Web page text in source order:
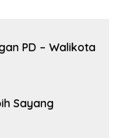
PD – Walikota
Sayang